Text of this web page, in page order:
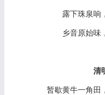
露下珠泉响
乡音原始味
清
暂歇黄牛一角田